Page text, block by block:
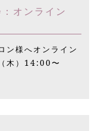
オンライン
ン様へオンライン
木）14:00〜